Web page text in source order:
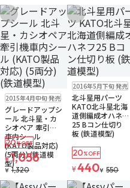
お気に入りに追加
ゆうパケット
お取り寄せ
2015年4月中旬 発売
グレードアップシ
ール 北斗星・カ
シオペア 牽引機
車内シール
(KATO製品対応)
(5両分) (鉄道模
型)
20%OFF
¥1,056
¥ 1,320
お気に入りに
ゆうパケット
お取り寄せ
2016年5月下旬 発売
北斗星用パーツ
KATO北斗星北海
道側編成オハネフ
25 Bコン仕切り
板 (鉄道模型)
20%OFF
¥440¥ 550